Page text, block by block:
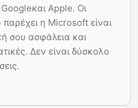
Googleκαι Apple. Οι
η Microsoft είναι
σου ασφάλεια και
Δεν είναι δύσκολο